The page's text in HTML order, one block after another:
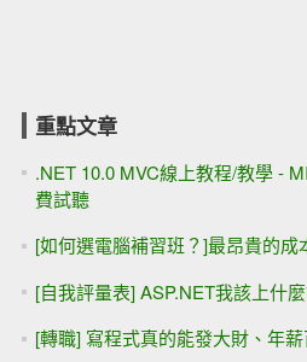
重點文章
.NET 10.0 MVC線上教程/教學 -
費試聽
[如何選電腦補習班？]最昂貴的成
[自我評量表] ASP.NET我該上什
[轉職] 寫程式真的能發大財、年薪